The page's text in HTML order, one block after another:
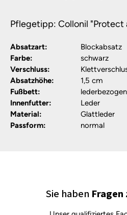
Pflegetipp: Collonil "Protect
Absatzart:
Blockabsatz
Farbe:
schwarz
Verschluss:
Absatzhöhe:
1,5 cm
Fußbett:
Innenfutter:
Leder
Material:
Glattleder
Passform:
normal
Sie haben